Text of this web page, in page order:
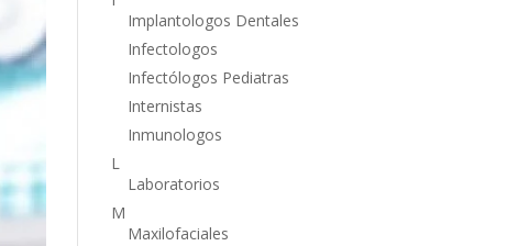
Implantologos Dentales
Infectologos
Infectólogos Pediatras
Internistas
Inmunologos
L
Laboratorios
M
Maxilofaciales